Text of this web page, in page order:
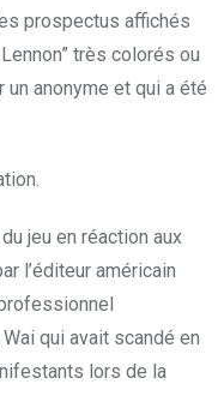
prospectus affichés
très colorés ou
un anonyme et qui a été
jeu en réaction aux
l’éditeur américain
qui avait scandé en
lors de la